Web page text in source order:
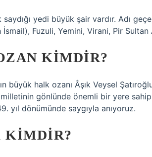
yedi büyük şair vardır. Adı
Fuzuli, Yemini, Virani, Pir
KIMDIR?
büyük halk ozanı Âşık Veysel
milletinin gönlünde önemli bir yere
yıl dönümünde saygıyla anıyoruz.
KIMDIR?